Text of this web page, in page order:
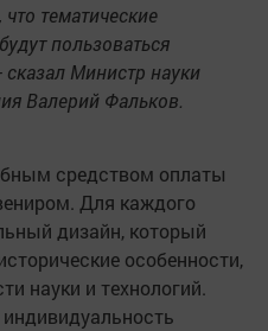
тематические
пользоваться
Министр науки
Валерий Фальков.
средством оплаты
Для каждого
дизайн, который
особенности,
науки и технологий.